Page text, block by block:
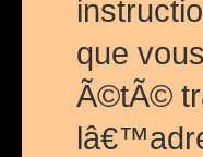
que
Ã©tÃ©